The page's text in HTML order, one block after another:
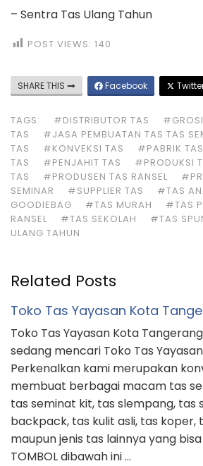
– Sentra Tas Ulang Tahun
POST VIEWS: 140
SHARE THIS Facebook
TAGS: #DISTRIBUTOR TAS
TAS
#JASA PEMBUATAN TAS TAS
TAS
#KONVEKSI TAS #PABRIK TAS
TAS
#PENJAHIT TAS #PRODUKSI
TAS
#PRODUSEN TAS RANSEL
SEMINAR
#SUPPLIER TAS #TAS
GOODIEBAG
#TAS MURAH #TAS
RANSEL
#TAS SEKOLAH #TAS
ULANG TAHUN
Related Posts
Toko Tas Yayasan Kota
Toko Tas Yayasan Kota
sedang mencari Toko Tas
Perkenalkan kami merupakan
membuat berbagai macam tas
tas seminat kit, tas slempang, tas
backpack, tas kulit asli, tas koper,
maupun jenis tas lainnya yang
TOMBOL dibawah ini …